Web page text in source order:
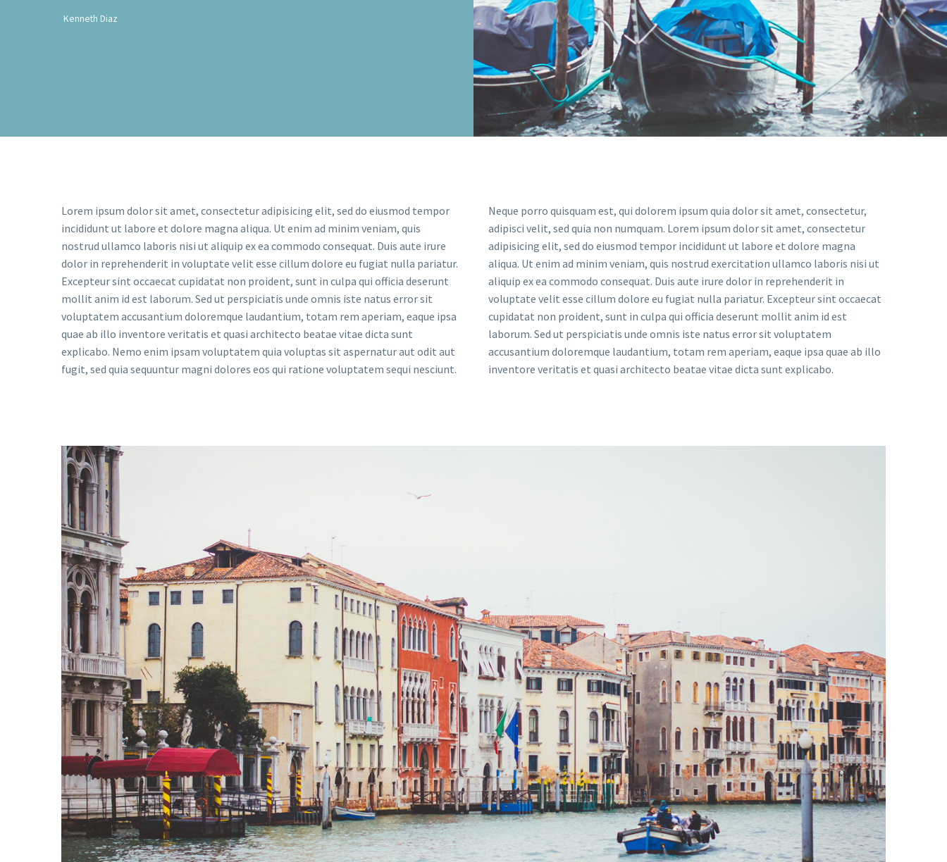
Kenneth Diaz
Lorem ipsum dolor sit amet, consectetur adipisicing elit, sed do eiusmod tempor
incididunt ut labore et dolore magna aliqua. Ut enim ad minim veniam, quis
nostrud ullamco laboris nisi ut aliquip ex ea commodo consequat. Duis aute irure
dolor in reprehenderit in voluptate velit esse cillum dolore eu fugiat nulla pariatur.
Excepteur sint occaecat cupidatat non proident, sunt in culpa qui officia deserunt
mollit anim id est laborum. Sed ut perspiciatis unde omnis iste natus error sit
voluptatem accusantium doloremque laudantium, totam rem aperiam, eaque ipsa
quae ab illo inventore veritatis et quasi architecto beatae vitae dicta sunt
explicabo. Nemo enim ipsam voluptatem quia voluptas sit aspernatur aut odit aut
fugit, sed quia sequuntur magni dolores eos qui ratione voluptatem sequi nesciunt.
Neque porro quisquam est, qui dolorem ipsum quia dolor sit amet, consectetur,
adipisci velit, sed quia non numquam. Lorem ipsum dolor sit amet, consectetur
adipisicing elit, sed do eiusmod tempor incididunt ut labore et dolore magna
aliqua. Ut enim ad minim veniam, quis nostrud exercitation ullamco laboris nisi ut
aliquip ex ea commodo consequat. Duis aute irure dolor in reprehenderit in
voluptate velit esse cillum dolore eu fugiat nulla pariatur. Excepteur sint occaecat
cupidatat non proident, sunt in culpa qui officia deserunt mollit anim id est
laborum. Sed ut perspiciatis unde omnis iste natus error sit voluptatem
accusantium doloremque laudantium, totam rem aperiam, eaque ipsa quae ab illo
inventore veritatis et quasi architecto beatae vitae dicta sunt explicabo.